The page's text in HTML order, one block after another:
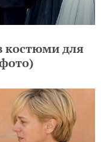
костюми для